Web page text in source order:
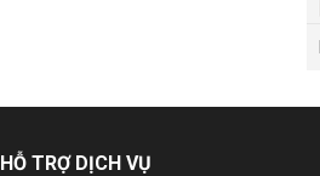
HỖ TRỢ DỊCH VỤ